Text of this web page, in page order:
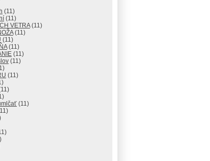
(11)
(11)
VETRA(11)
(11)
(11)
(11)
(11)
(11)
(11)
(11)